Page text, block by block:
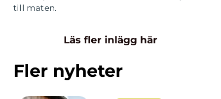
till maten.
Läs fler inlägg här
Fler nyheter